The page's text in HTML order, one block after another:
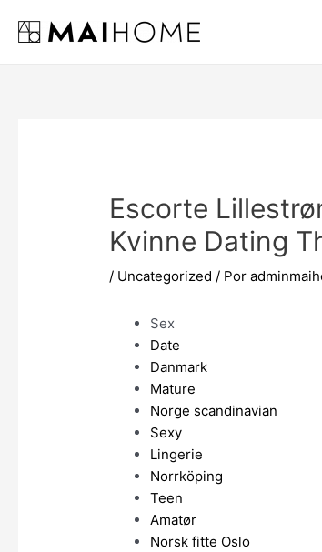
Escorte
Kvinne Dating
/ Uncategorized / Por
Sex
Date
Danmark
Mature
Norge scandinavian
Sexy
Lingerie
Norrköping
Teen
Amatør
Norsk fitte Oslo